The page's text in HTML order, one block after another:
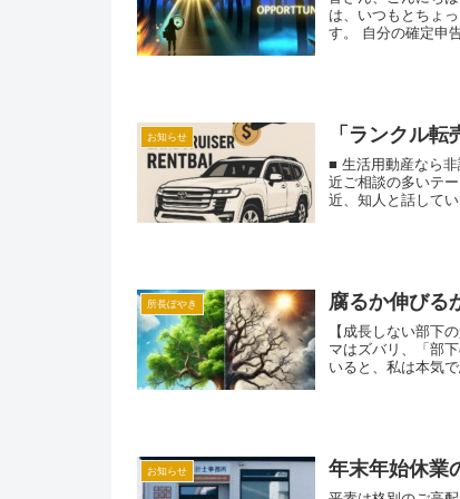
は、いつもとちょ
す。 自分の確定申
お知らせ 「ランクル
■ 生活用動産なら
近ご相談の多いテ
近、知人と話して
所長ぼやき 腐るか伸びる
【成長しない部下
マはズバリ、「部
いると、私は本気
お知らせ 年末年始休業